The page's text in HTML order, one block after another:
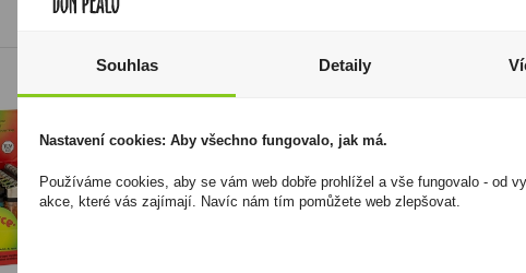
Souhlas Detaily
Nastavení cookies: Aby všechno fungovalo, jak má.
Používáme cookies, aby se vám web dobře prohlížel a vše fungovalo - od
akce, které vás zajímají. Navíc nám tím pomůžete web zlepšovat.